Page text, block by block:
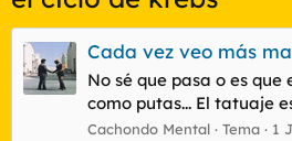
Cada vez veo más
No sé que pasa o es
como putas... El tatuaje
Cachondo Mental Tema 1